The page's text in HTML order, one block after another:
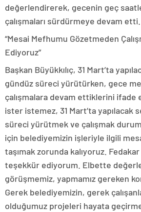
değerlendirerek, gecenin geç
çalışmaları sürdürmeye devam etti.
“Mesai Mefhumu Gözetmeden
Ediyoruz”
Başkan Büyükkılıç, 31 Mart’ta
gündüz süreci yürütürken, gece
çalışmalara devam ettiklerini ifade
ister istemez, 31 Mart’ta yapılacak
süreci yürütmek ve çalışmak
için belediyemizin işleriyle ilgili
taşımak zorunda kalıyoruz.
teşekkür ediyorum. Elbette
görüşmemiz, yapmamız gereken
Gerek belediyemizin, gerek
olduğumuz projeleri hayata